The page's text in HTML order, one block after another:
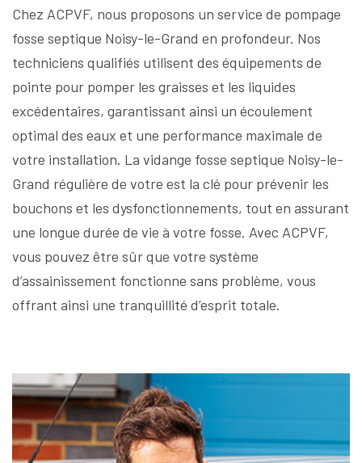
Chez ACPVF, nous proposons un service de pompage
fosse septique Noisy-le-Grand en profondeur. Nos
techniciens qualifiés utilisent des équipements de
pointe pour pomper les graisses et les liquides
excédentaires, garantissant ainsi un écoulement
optimal des eaux et une performance maximale de
votre installation. La vidange fosse septique Noisy-le-
Grand régulière de votre est la clé pour prévenir les
bouchons et les dysfonctionnements, tout en assurant
une longue durée de vie à votre fosse. Avec ACPVF,
vous pouvez être sûr que votre système
d’assainissement fonctionne sans problème, vous
offrant ainsi une tranquillité d’esprit totale.